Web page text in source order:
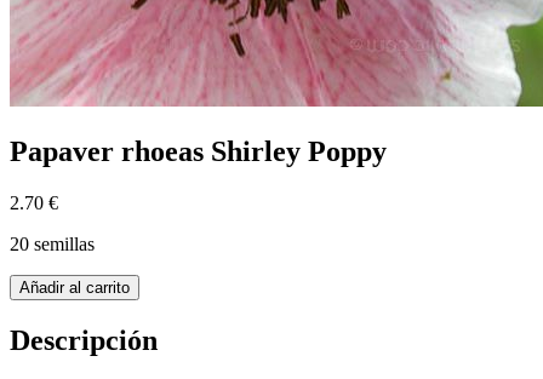
Papaver rhoeas Shirley Poppy
2.70 €
20 semillas
Añadir al carrito
Descripción